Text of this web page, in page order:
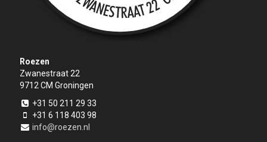
Roezen
Zwanestraat 22
9712 CM Groningen
+31 50 211 29 33
+31 6 118 403 98
info@roezen.nl